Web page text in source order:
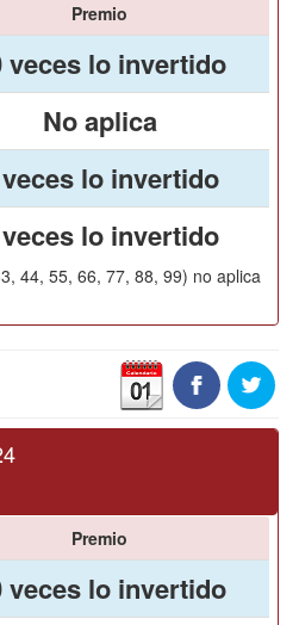
Premio
veces lo invertido
No aplica
lo invertido
lo invertido
44, 55, 66, 77, 88, 99) no aplica
Premio
veces lo invertido